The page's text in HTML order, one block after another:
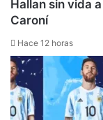
Hallan sin vida
Caroní
Hace 12 horas